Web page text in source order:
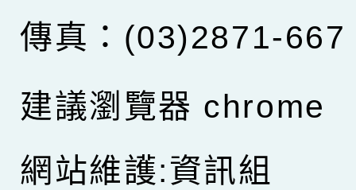
傳真：(03)2871-667
建議瀏覽器 chrome
網站維護:資訊組